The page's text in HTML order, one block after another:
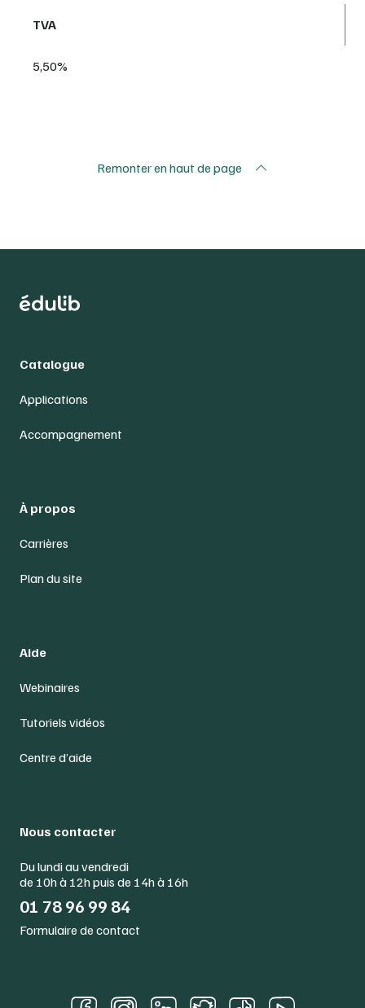
TVA
5,50%
Remonter en haut de page
Catalogue
Applications
Accompagnement
À propos
Carrières
Plan du site
Aide
Webinaires
Tutoriels vidéos
Centre d’aide
Nous contacter
Du lundi au vendredi
de 10h à 12h puis de 14h à 16h
01 78 96 99 84
Formulaire de contact